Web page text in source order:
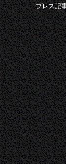
プレス記